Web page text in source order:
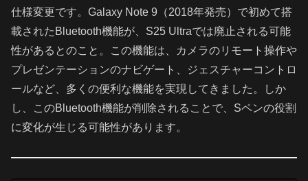
仕様変更です。Galaxy Note 9（2018年発売）で初めて搭
載されたBluetooth機能が、S25 Ultraでは廃止される可能
性があるとのこと。この機能は、カメラのリモート操作や
プレゼンテーションのナビゲート、ジェスチャーコントロ
ールなど、多くの便利な機能を実現してきました。しか
し、このBluetooth機能が削除されることで、Sペンの役割
に変化が生じる可能性があります。